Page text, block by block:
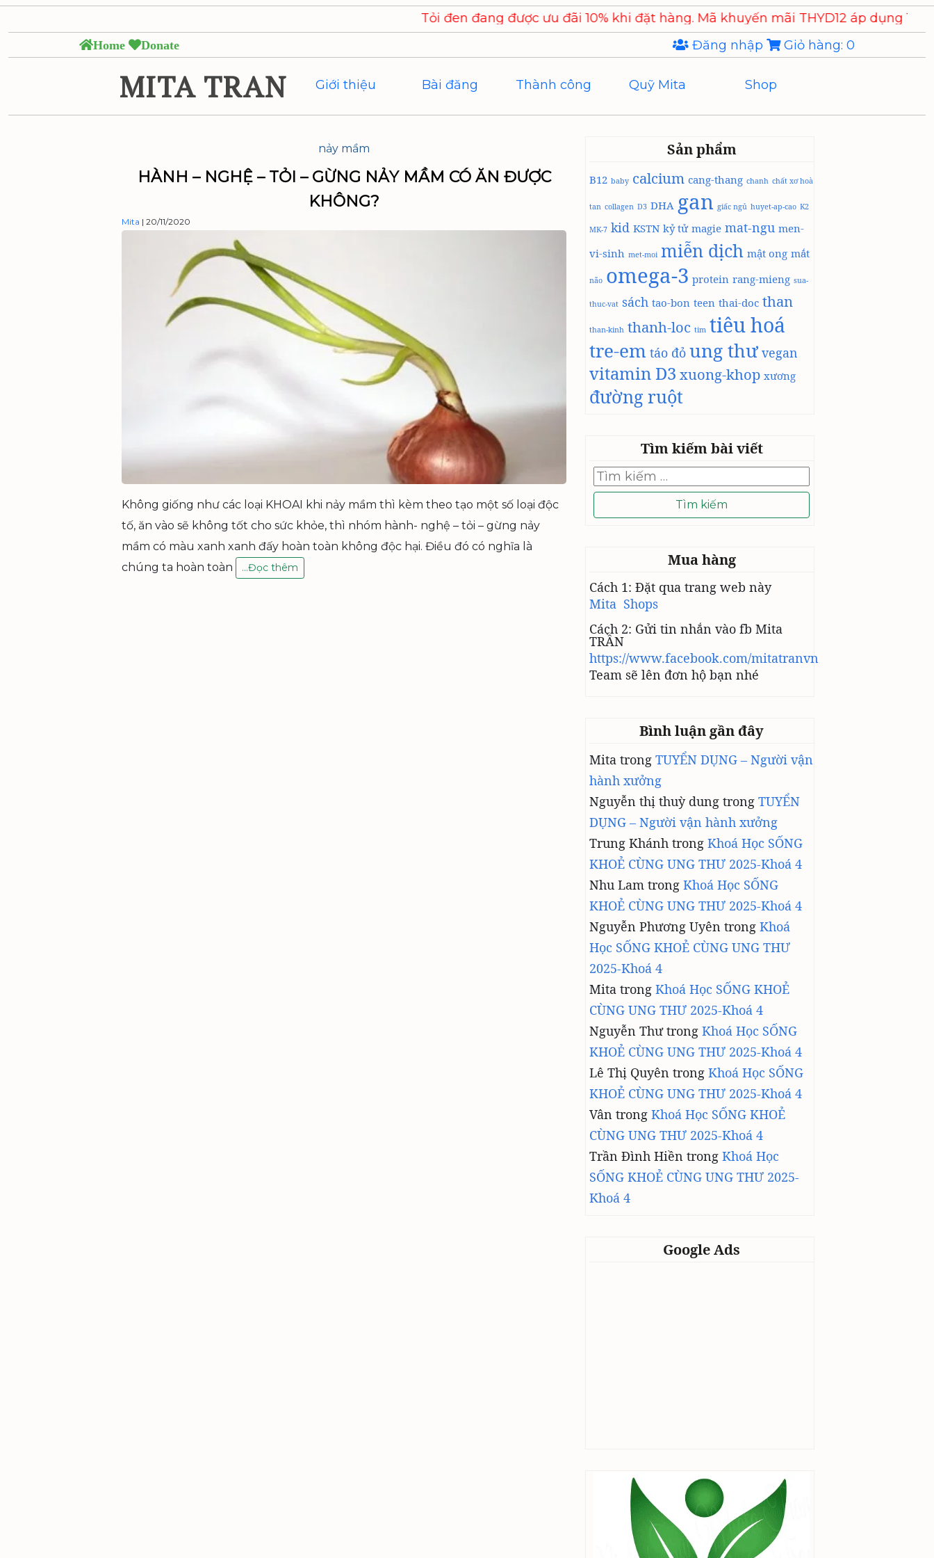
to
content
Tỏi đen đang được ưu đãi 10% khi đặt hàng. Mã khuyến mãi THYD12 áp dụng 10% cho các
Home Donate Đăng nhập Giỏ hàng: 0
MITA TRAN Giới thiệu Bài đăng Thành công Quỹ Mita Shop
nảy mầm
HÀNH – NGHỆ – TỎI – GỪNG NẢY MẦM CÓ ĂN ĐƯỢC
KHÔNG?
Mita | 20/11/2020
Không giống như các loại KHOAI khi nảy mầm thì kèm theo tạo một số loại độc
tố, ăn vào sẽ không tốt cho sức khỏe, thì nhóm hành- nghệ – tỏi – gừng nảy
mầm có màu xanh xanh đấy hoàn toàn không độc hại. Điều đó có nghĩa là
chúng ta hoàn toàn
…H
À
Đọc thêm
Sản phẩm
B12 baby calcium cang-thang chanh chất xơ hoà
tan collagen D3 DHA gan giấc ngủ huyet-ap-cao K2
MK-7 kid KSTN kỷ tử magie mat-ngu men-
vi-sinh met-moi miễn dịch mật ong mắt
não omega-3 protein rang-mieng sua-
thuc-vat sách tao-bon teen thai-doc than
than-kinh thanh-loc tim tiêu hoá
tre-em táo đỏ ung thư vegan
vitamin D3 xuong-khop xương
đường ruột
Tìm kiếm bài viết
Tìm
kiếm
cho:
Mua hàng
Cách 1: Đặt qua trang web này
Mita Shops
Cách 2: Gửi tin nhắn vào fb Mita
TRẦN
https://www.facebook.com/mitatranvn
Team sẽ lên đơn hộ bạn nhé
Bình luận gần đây
Mita trong TUYỂN DỤNG – Người vận
hành xưởng
Nguyễn thị thuỳ dung trong TUYỂN
DỤNG – Người vận hành xưởng
Trung Khánh trong Khoá Học SỐNG
KHOẺ CÙNG UNG THƯ 2025-Khoá 4
Nhu Lam trong Khoá Học SỐNG
KHOẺ CÙNG UNG THƯ 2025-Khoá 4
Nguyễn Phương Uyên trong Khoá
Học SỐNG KHOẺ CÙNG UNG THƯ
2025-Khoá 4
Mita trong Khoá Học SỐNG KHOẺ
CÙNG UNG THƯ 2025-Khoá 4
Nguyễn Thưtrong Khoá Học SỐNG
KHOẺ CÙNG UNG THƯ 2025-Khoá 4
Lê Thị Quyên trong Khoá Học SỐNG
KHOẺ CÙNG UNG THƯ 2025-Khoá 4
Vân trong Khoá Học SỐNG KHOẺ
CÙNG UNG THƯ 2025-Khoá 4
Trần Đình Hiền trong Khoá Học
SỐNG KHOẺ CÙNG UNG THƯ 2025-
Khoá 4
Google Ads